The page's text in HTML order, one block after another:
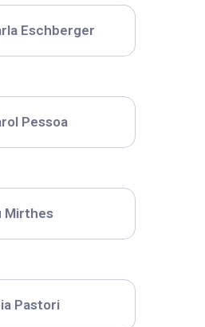
Eschberger
Pessoa
Mirthes
Pastori